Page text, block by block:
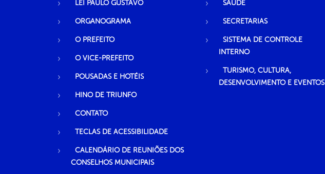
LEI PAULO GUSTAVO
ORGANOGRAMA
O PREFEITO
O VICE-PREFEITO
POUSADAS E HOTÉIS
HINO DE TRIUNFO
CONTATO
TECLAS DE ACESSIBILIDADE
CALENDÁRIO DE REUNIÕES DOS
CONSELHOS MUNICIPAIS
SAÚDE
SECRETARIAS
SISTEMA DE CONTROLE
INTERNO
TURISMO, CULTURA,
DESENVOLVIMENTO E EVENTOS